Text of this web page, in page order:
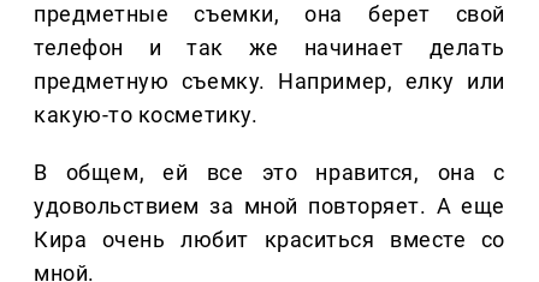
предметные съемки, она берет свой
телефон и так же начинает делать
предметную съемку. Например, елку или
какую-то косметику.
В общем, ей все это нравится, она с
удовольствием за мной повторяет. А еще
Кира очень любит краситься вместе со
мной.